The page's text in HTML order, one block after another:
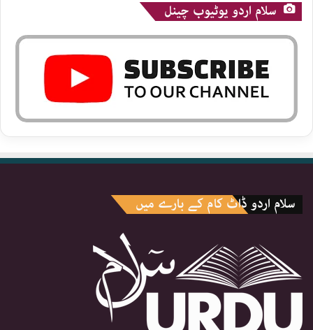
سلام اردو یوٹیوب چینل
سلام اردو ڈاٹ کام کے بارے میں